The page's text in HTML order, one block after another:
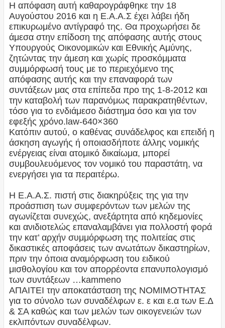
Η απόφαση αυτή καθαρογράφθηκε την 18
Αυγούστου 2016 και η Ε.Α.Α.Σ έχει λάβει ήδη
επικυρωμένο αντίγραφό της. Θα προχωρήσει δε
άμεσα στην επίδοση της απόφασης αυτής στους
Υπουργούς Οικονομικών και Εθνικής Αμύνης,
ζητώντας την άμεση και χωρίς προσκόμματα
συμμόρφωσή τους με το περιεχόμενο της
απόφασης αυτής και την επαναφορά των
συντάξεων μας στα επίπεδα προ της 1-8-2012 και
την καταβολή των παρανόμως παρακρατηθέντων,
τόσο για το ενδιάμεσο διάστημα όσο και για τον
εφεξής χρόνο.law-640×360
Κατόπιν αυτού, ο καθένας συνάδελφος και επειδή η
άσκηση αγωγής ή οποιασδήποτε άλλης νομικής
ενέργειας είναι ατομικό δικαίωμα, μπορεί
συμβουλευόμενος τον νομικό του παραστάτη, να
ενεργήσει για τα περαιτέρω.
Η Ε.Α.Α.Σ. πιστή στις διακηρύξεις της για την
προάσπιση των συμφερόντων των μελών της
αγωνίζεται συνεχώς, ανεξάρτητα από κηδεμονίες
και ανιδιοτελώς επαναλαμβάνει για πολλοστή φορά
την κατ’ αρχήν συμμόρφωση της πολιτείας στις
δικαστικές αποφάσεις των ανωτάτων δικαστηρίων,
πριν την όποια αναμόρφωση του ειδικού
μισθολογίου και τον απορρέοντα επανυπολογισμό
των συντάξεων …kammeno
ΑΠΑΙΤΕΙ την αποκατάσταση της ΝΟΜΙΜΟΤΗΤΑΣ
για το σύνολο των συναδέλφων ε. ε και ε.α των Ε.Δ
& ΣΑ καθώς και των μελών των οικογενειών των
εκλιπόντων συναδέλφων.